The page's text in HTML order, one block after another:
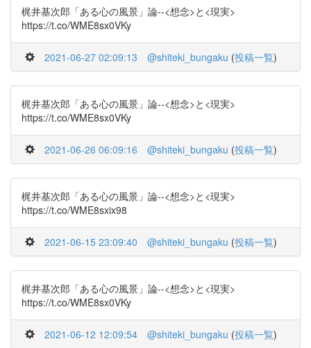
梶井基次郎「ある心の風景」論--<想念>と<現実>
https://t.co/WME8sx0VKy
2021-06-27 02:09:13 @shiteki_bungaku (投稿一覧)
梶井基次郎「ある心の風景」論--<想念>と<現実>
https://t.co/WME8sx0VKy
2021-06-26 06:09:16 @shiteki_bungaku (投稿一覧)
梶井基次郎「ある心の風景」論--<想念>と<現実>
https://t.co/WME8sxix98
2021-06-15 23:09:40 @shiteki_bungaku (投稿一覧)
梶井基次郎「ある心の風景」論--<想念>と<現実>
https://t.co/WME8sx0VKy
2021-06-12 12:09:54 @shiteki_bungaku (投稿一覧)